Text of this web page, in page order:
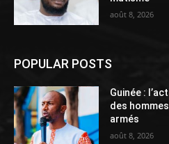
août 8, 2026
POPULAR POSTS
Guinée :
des
armés
août 8, 2026